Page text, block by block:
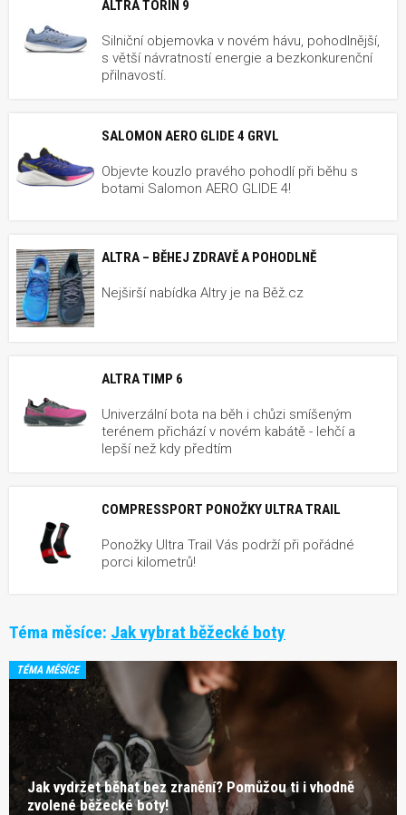
ALTRA TORIN 9
Silniční objemovka v novém hávu, pohodlnější,
s větší návratností energie a bezkonkurenční
přilnavostí.
SALOMON AERO GLIDE 4 GRVL
Objevte kouzlo pravého pohodlí při běhu s
botami Salomon AERO GLIDE 4!
ALTRA – BĚHEJ ZDRAVĚ A POHODLNĚ
Nejširší nabídka Altry je na Běž.cz
ALTRA TIMP 6
Univerzální bota na běh i chůzi smíšeným
terénem přichází v novém kabátě - lehčí a
lepší než kdy předtím
COMPRESSPORT PONOŽKY ULTRA TRAIL
Ponožky Ultra Trail Vás podrží při pořádné
porci kilometrů!
Téma měsíce: Jak vybrat běžecké boty
TÉMA MĚSÍCE
Jak vydržet běhat bez zranění? Pomůžou ti i vhodně
zvolené běžecké boty!